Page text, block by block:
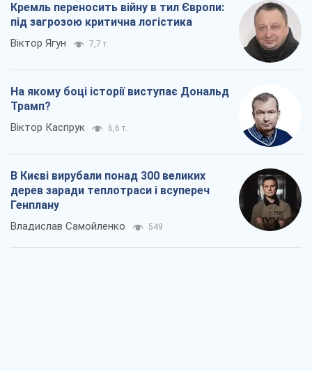
Кремль переносить війну в тил Європи:
під загрозою критична логістика
Віктор Ягун 7,7 т.
На якому боці історії виступає Дональд
Трамп?
Віктор Каспрук 6,6 т.
В Києві вирубали понад 300 великих
дерев заради теплотраси і всупереч
Генплану
Владислав Самойленко 549